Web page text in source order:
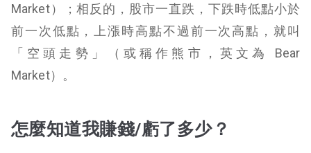
Market）； 相反的，股市一直跌，下跌時低點小於
前一次低點，上漲時高點不過前一次高點，就叫
「空頭走勢」（或稱作熊市，英文為 Bear
Market）。
怎麼知道我賺錢/虧了多少？